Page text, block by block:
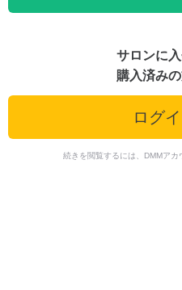
サロンに
購入済み
ログ
続きを閲覧するには、DMMアカ